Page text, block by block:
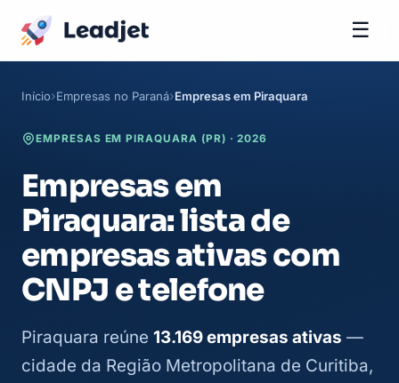
☰
Início Empresas no Paraná Empresas em Piraquara
EMPRESAS EM PIRAQUARA (PR) · 2026
Empresas em
Piraquara: lista de
empresas ativas com
CNPJ e telefone
Piraquara reúne 13.169 empresas ativas —
cidade da Região Metropolitana de Curitiba,